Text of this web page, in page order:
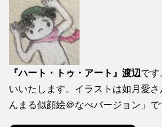
『ハート・トゥ・アート』渡辺で
いいたします。イラストは如月愛
んまる似顔絵＠なべバージョン」で